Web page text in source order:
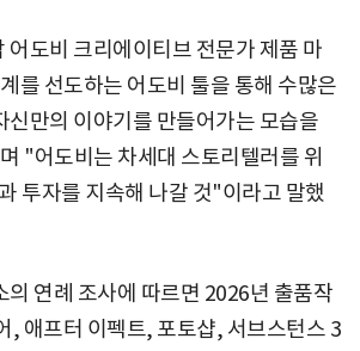
어도비 크리에이티브 전문가 제품 마
를 선도하는 어도비 툴을 통해 수많은
신만의 이야기를 만들어가는 모습을
"어도비는 차세대 스토리텔러를 위
투자를 지속해 나갈 것"이라고 말했
의 연례 조사에 따르면 2026년 출품작
, 애프터 이펙트, 포토샵, 서브스턴스 3